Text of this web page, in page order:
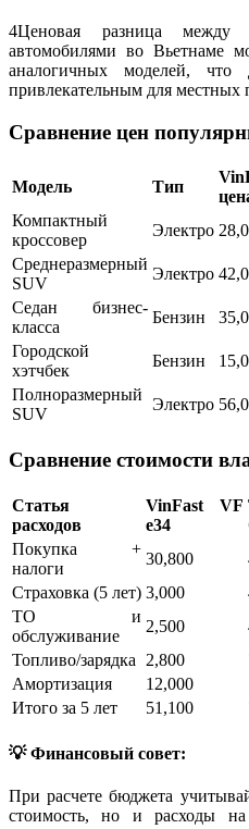
4Ценовая разница
автомобилями во Вьетнаме
аналогичных моделей, что
привлекательным для местных
Сравнение цен
Модель Тип
Компактный
кроссовер
Электро
Среднеразмерный
SUV
Электро
Седан бизнес-
класса
Бензин
Городской
хэтчбек
Бензин
Полноразмерный
SUV
Электро
Сравнение стоимости
Статья
расходов
VinFast VF
e34
Покупка +
налоги
30,800
Страховка (5 лет) 3,000
ТО и
обслуживание
2,500
Топливо/зарядка
2,800
Амортизация
12,000
Итого за 5 лет
51,100
💡 Финансовый совет:
При расчете бюджета
стоимость, но и расходы на